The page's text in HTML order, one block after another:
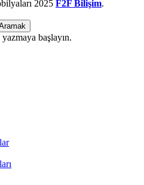
2025 F2F Bilişim.
başlayın.